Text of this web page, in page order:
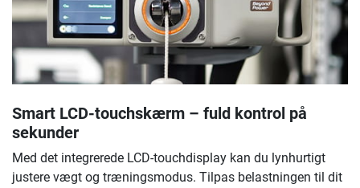
Smart LCD-touchskærm – fuld kontrol på
sekunder
Med det integrerede LCD-touchdisplay kan du lynhurtigt
justere vægt og træningsmodus. Tilpas belastningen til dit